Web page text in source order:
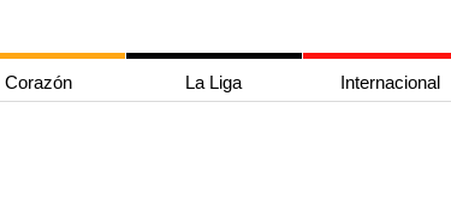
Corazón La Liga Internacional